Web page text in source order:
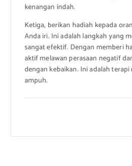
kenangan indah.
Ketiga, berikan hadiah kepada
Anda iri. Ini adalah langkah yang
sangat efektif. Dengan memberi
aktif melawan perasaan negatif
dengan kebaikan. Ini adalah terapi
ampuh.